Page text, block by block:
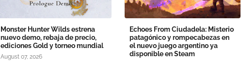
Monster Hunter Wilds estrena
nuevo demo, rebaja de precio,
ediciones Gold y torneo mundial
August 07, 2026
Echoes From Ciudadela: Misterio
patagónico y rompecabezas en
el nuevo juego argentino ya
disponible en Steam